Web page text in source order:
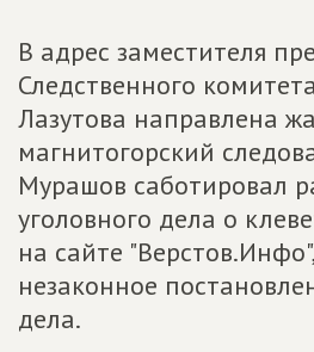
В адрес заместителя
Следственного
Лазутова направлена
магнитогорский
Мурашов саботировал
уголовного дела о
на сайте
незаконное
дела.